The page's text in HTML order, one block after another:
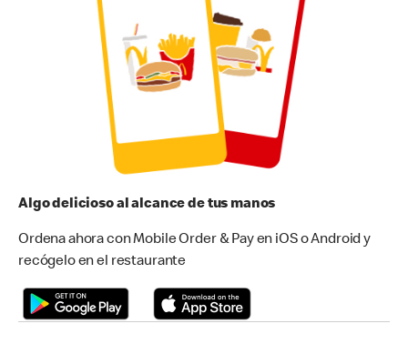
Algo delicioso al alcance de tus manos
Ordena ahora con Mobile Order & Pay en iOS o Android y
recógelo en el restaurante